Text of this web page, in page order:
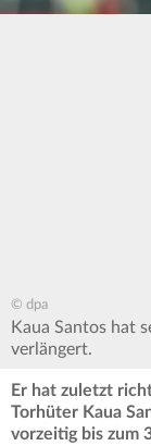
© dpa
Kaua Santos hat
verlängert.
Er hat zuletzt
Torhüter Kaua
vorzeitig bis zum